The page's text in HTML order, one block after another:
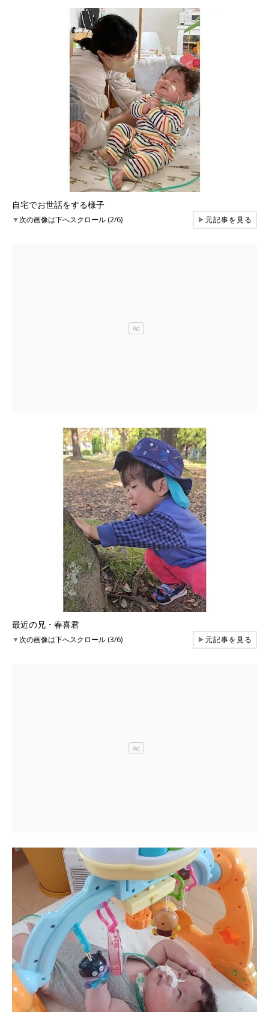
自宅でお世話をする様子
▼次の画像は下へスクロール (2/6) ▶元記事を見る
最近の兄・春喜君
▼次の画像は下へスクロール (3/6) ▶元記事を見る